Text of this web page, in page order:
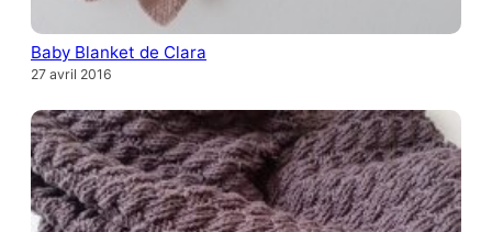
Baby Blanket de Clara
27 avril 2016